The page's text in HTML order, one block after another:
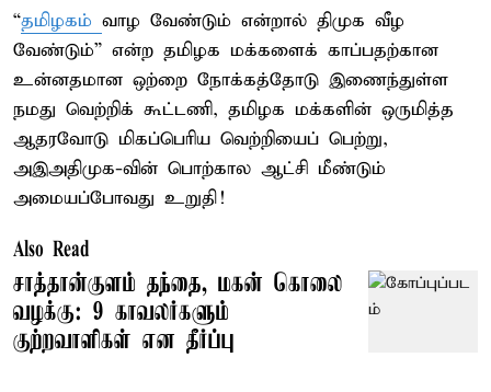
“தமிழகம் வாழ வேண்டும் என்றால் திமுக வீழ
வேண்டும்” என்ற தமிழக மக்களைக் காப்பதற்கான
உன்னதமான ஒற்றை நோக்கத்தோடு இணைந்துள்ள
நமது வெற்றிக் கூட்டணி, தமிழக மக்களின் ஒருமித்த
ஆதரவோடு மிகப்பெரிய வெற்றியைப் பெற்று,
அஇஅதிமுக-வின் பொற்கால ஆட்சி மீண்டும்
அமையப்போவது உறுதி!
Also Read
சாத்தான்குளம் தந்தை, மகன் கொலை
வழக்கு: 9 காவலர்களும்
குற்றவாளிகள் என தீர்ப்பு